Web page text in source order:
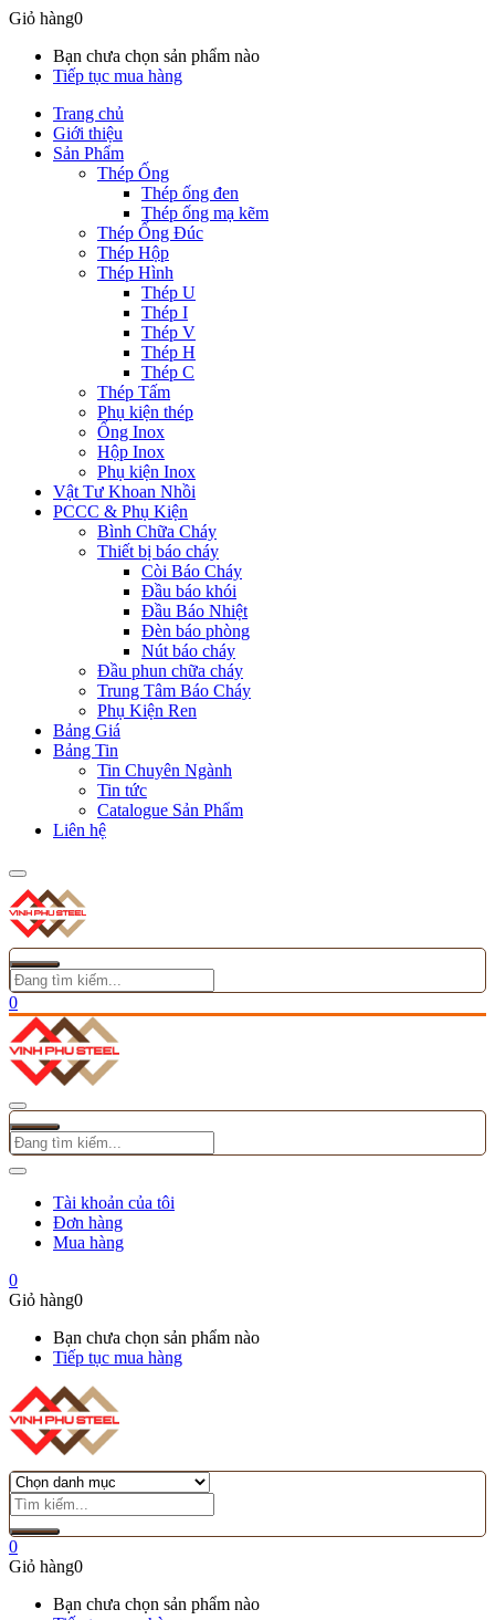
Giỏ hàng0
Bạn chưa chọn sản phẩm nào
Tiếp tục mua hàng
Trang chủ
Giới thiệu
Sản Phẩm
Thép Ống
Thép ống đen
Thép ống mạ kẽm
Thép Ống Đúc
Thép Hộp
Thép Hình
Thép U
Thép I
Thép V
Thép H
Thép C
Thép Tấm
Phụ kiện thép
Ống Inox
Hộp Inox
Phụ kiện Inox
Vật Tư Khoan Nhồi
PCCC & Phụ Kiện
Bình Chữa Cháy
Thiết bị báo cháy
Còi Báo Cháy
Đầu báo khói
Đầu Báo Nhiệt
Đèn báo phòng
Nút báo cháy
Đầu phun chữa cháy
Trung Tâm Báo Cháy
Phụ Kiện Ren
Bảng Giá
Bảng Tin
Tin Chuyên Ngành
Tin tức
Catalogue Sản Phẩm
Liên hệ
0
Tài khoản của tôi
Đơn hàng
Mua hàng
0
Giỏ hàng0
Bạn chưa chọn sản phẩm nào
Tiếp tục mua hàng
0
Giỏ hàng0
Bạn chưa chọn sản phẩm nào